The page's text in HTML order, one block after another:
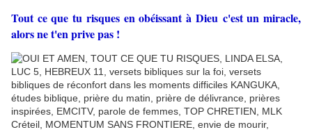
Tout ce que tu risques en obéissant à Dieu c'est un miracle,
alors ne t'en prive pas !